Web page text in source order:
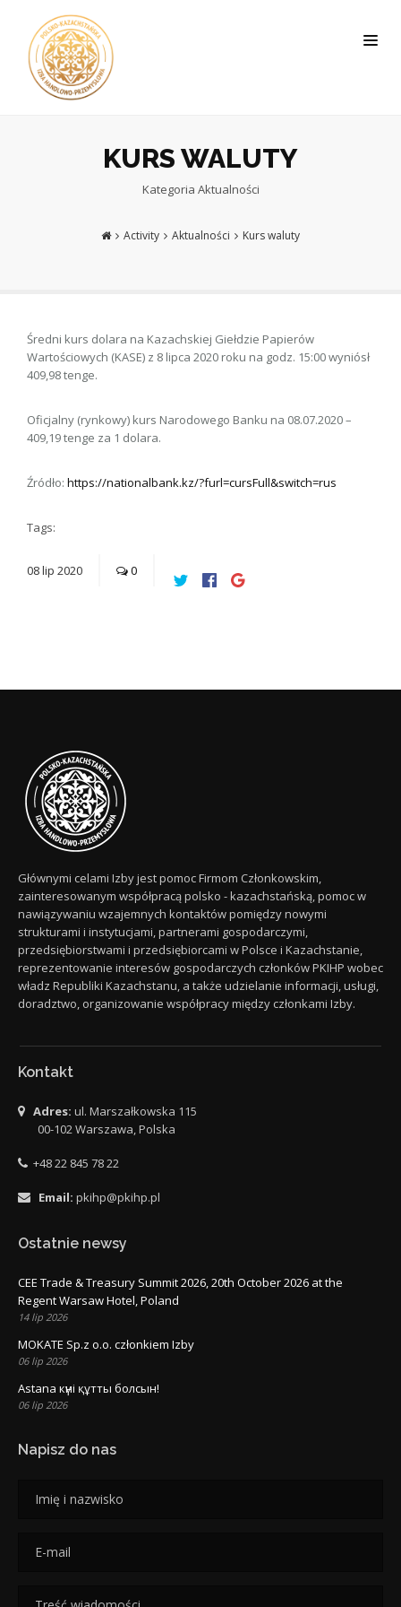
KURS WALUTY
Kategoria Aktualności
Activity Aktualności Kurs waluty
Średni kurs dolara na Kazachskiej Giełdzie Papierów
Wartościowych (KASE) z 8 lipca 2020 roku na godz. 15:00 wyniósł
409,98 tenge.
Oficjalny (rynkowy) kurs Narodowego Banku na 08.07.2020 –
409,19 tenge za 1 dolara.
Źródło: https://nationalbank.kz/?furl=cursFull&switch=rus
Tags:
08lip 2020 0
Głównymi celami Izby jest pomoc Firmom Członkowskim,
zainteresowanym współpracą polsko - kazachstańską, pomoc w
nawiązywaniu wzajemnych kontaktów pomiędzy nowymi
strukturami i instytucjami, partnerami gospodarczymi,
przedsiębiorstwami i przedsiębiorcami w Polsce i Kazachstanie,
reprezentowanie interesów gospodarczych członków PKIHP wobec
władz Republiki Kazachstanu, a także udzielanie informacji, usługi,
doradztwo, organizowanie współpracy między członkami Izby.
Kontakt
Adres: ul. Marszałkowska 115
00-102 Warszawa, Polska
+48 22 845 78 22
Email: pkihp@pkihp.pl
Ostatnie newsy
CEE Trade & Treasury Summit 2026, 20th October 2026 at the
Regent Warsaw Hotel, Poland
14 lip 2026
MOKATE Sp.z o.o. członkiem Izby
06 lip 2026
Astana күні құтты болсын!
06 lip 2026
Napisz do nas